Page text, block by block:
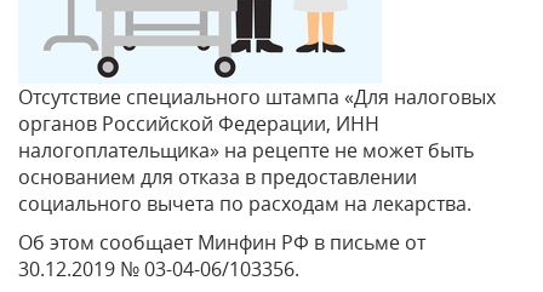
Отсутствие специального штампа «Для налоговых
органов Российской Федерации, ИНН
налогоплательщика» на рецепте не может быть
основанием для отказа в предоставлении
социального вычета по расходам на лекарства.
Об этом сообщает Минфин РФ в письме от
30.12.2019 № 03-04-06/103356.